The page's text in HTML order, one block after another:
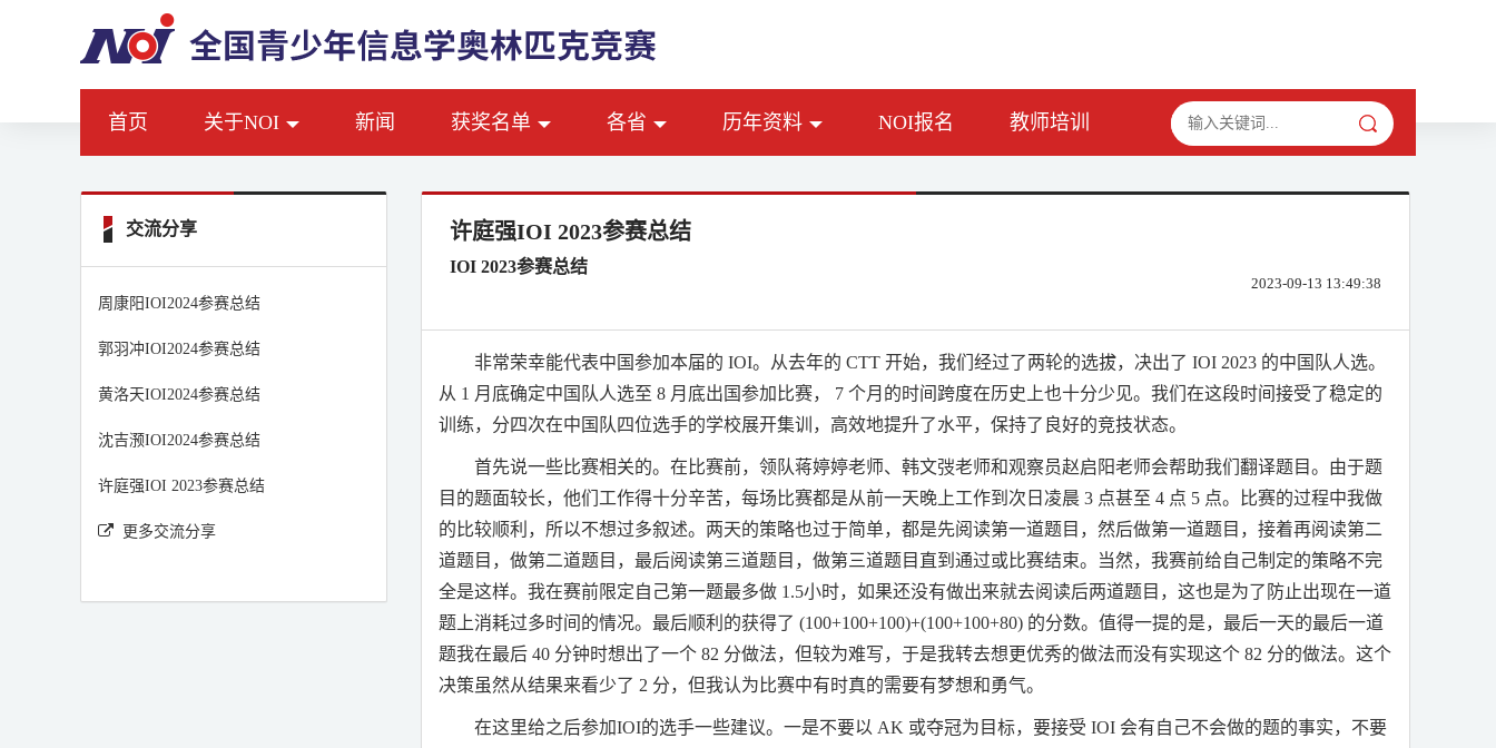
首页 关于NOI 新闻 获奖名单 各省 历年资料 NOI报名 教师培训
交流分享
周康阳IOI2024参赛总结
郭羽冲IOI2024参赛总结
黄洛天IOI2024参赛总结
沈吉滪IOI2024参赛总结
许庭强IOI 2023参赛总结
更多交流分享
许庭强IOI 2023参赛总结
IOI 2023参赛总结
2023-09-13 13:49:38
非常荣幸能代表中国参加本届的 IOI。从去年的 CTT开始，我们经过了两轮的选拔，决出了 IOI 2023 的中国队人选。
从 1 月底确定中国队人选至 8 月底出国参加比赛， 7个月的时间跨度在历史上也十分少见。我们在这段时间接受了稳定的
训练，分四次在中国队四位选手的学校展开集训，高效地提升了水平，保持了良好的竞技状态。
首先说一些比赛相关的。在比赛前，领队蒋婷婷老师、韩文弢老师和观察员赵启阳老师会帮助我们翻译题目。由于题
目的题面较长，他们工作得十分辛苦，每场比赛都是从前一天晚上工作到次日凌晨 3 点甚至 4 点 5 点。比赛的过程中我做
的比较顺利，所以不想过多叙述。两天的策略也过于简单，都是先阅读第一道题目，然后做第一道题目，接着再阅读第二
道题目，做第二道题目，最后阅读第三道题目，做第三道题目直到通过或比赛结束。当然，我赛前给自己制定的策略不完
全是这样。我在赛前限定自己第一题最多做 1.5小时，如果还没有做出来就去阅读后两道题目，这也是为了防止出现在一道
题上消耗过多时间的情况。最后顺利的获得了 (100+100+100)+(100+100+80) 的分数。值得一提的是，最后一天的最后一道
题我在最后 40 分钟时想出了一个 82 分做法，但较为难写，于是我转去想更优秀的做法而没有实现这个 82 分的做法。这个
决策虽然从结果来看少了 2 分，但我认为比赛中有时真的需要有梦想和勇气。
在这里给之后参加IOI的选手一些建议。一是不要以 AK 或夺冠为目标，要接受 IOI 会有自己不会做的题的事实，不要